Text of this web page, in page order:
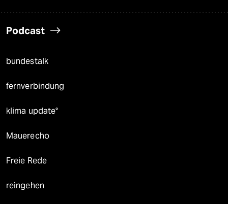
Podcast
bundestalk
fernverbindung
klima update°
Mauerecho
Freie Rede
reingehen